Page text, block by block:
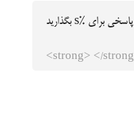
پاسخی برای %s بگذارید